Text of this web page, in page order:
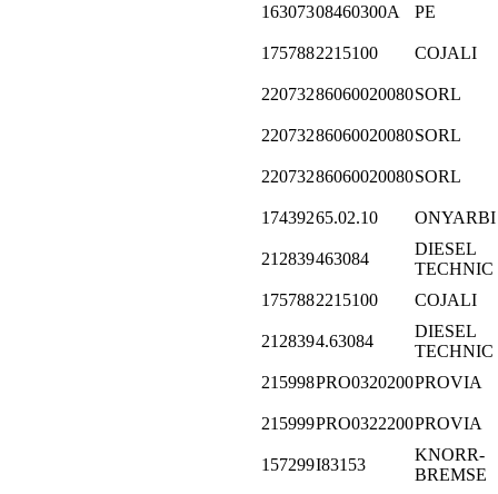
16307308460300A PE
1757882215100 COJALI
22073286060020080SORL
22073286060020080SORL
22073286060020080SORL
17439265.02.10 ONYARBI
212839463084
DIESEL
TECHNIC
1757882215100 COJALI
2128394.63084
DIESEL
TECHNIC
215998PRO0320200PROVIA
215999PRO0322200PROVIA
157299I83153
KNORR-
BREMSE